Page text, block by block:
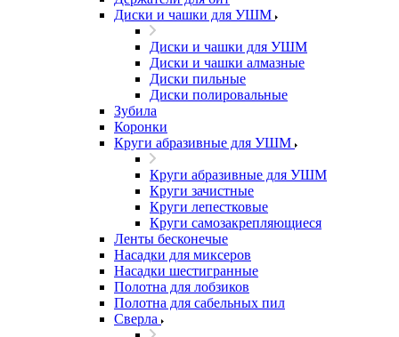
Диски и чашки для УШМ
Диски и чашки для УШМ
Диски и чашки алмазные
Диски пильные
Диски полировальные
Зубила
Коронки
Круги абразивные для УШМ
Круги абразивные для УШМ
Круги зачистные
Круги лепестковые
Круги самозакрепляющиеся
Ленты бесконечые
Насадки для миксеров
Насадки шестигранные
Полотна для лобзиков
Полотна для сабельных пил
Сверла